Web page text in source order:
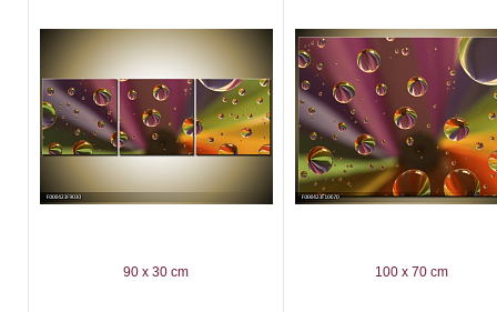
90 x 30 cm 100 x 70 cm